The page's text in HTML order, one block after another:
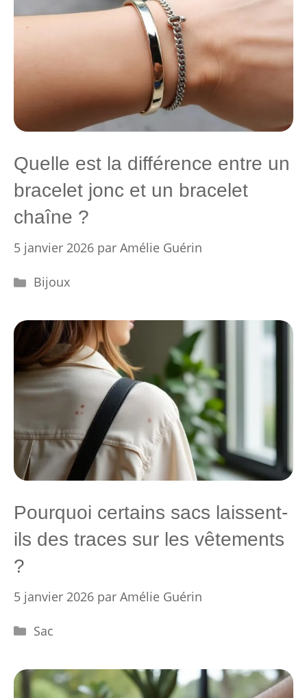
Quelle est la différence entre un
bracelet jonc et un bracelet
chaîne ?
5 janvier 2026 par Amélie Guérin
Catégories
Bijoux
Pourquoi certains sacs laissent-
ils des traces sur les vêtements
?
5 janvier 2026 par Amélie Guérin
Catégories
Sac